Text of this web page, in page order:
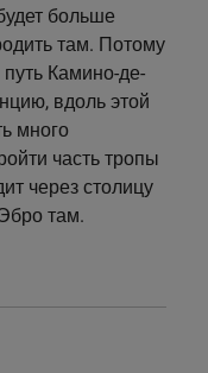
больше
там. Потому
Камино-де-
вдоль этой
много
часть тропы
через столицу
там.